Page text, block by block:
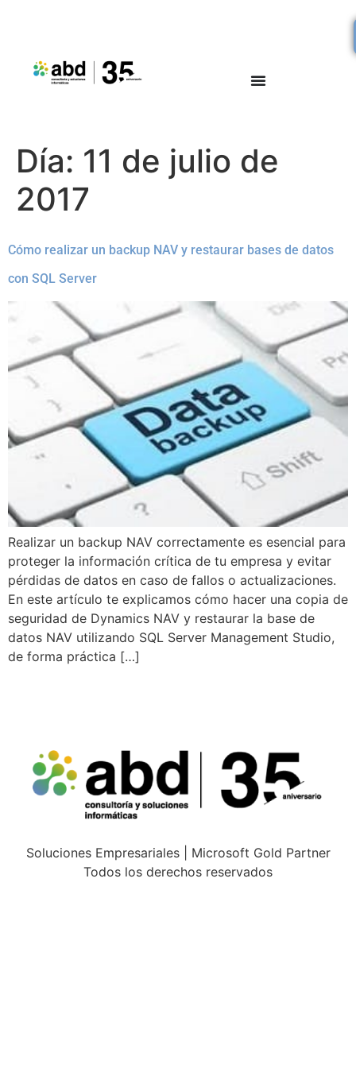
Día: 11 de julio de
2017
Cómo realizar un backup NAV y restaurar bases de datos
con SQL Server
Realizar un backup NAV correctamente es esencial para
proteger la información crítica de tu empresa y evitar
pérdidas de datos en caso de fallos o actualizaciones.
En este artículo te explicamos cómo hacer una copia de
seguridad de Dynamics NAV y restaurar la base de
datos NAV utilizando SQL Server Management Studio,
de forma práctica […]
Soluciones Empresariales | Microsoft Gold Partner
Todos los derechos reservados